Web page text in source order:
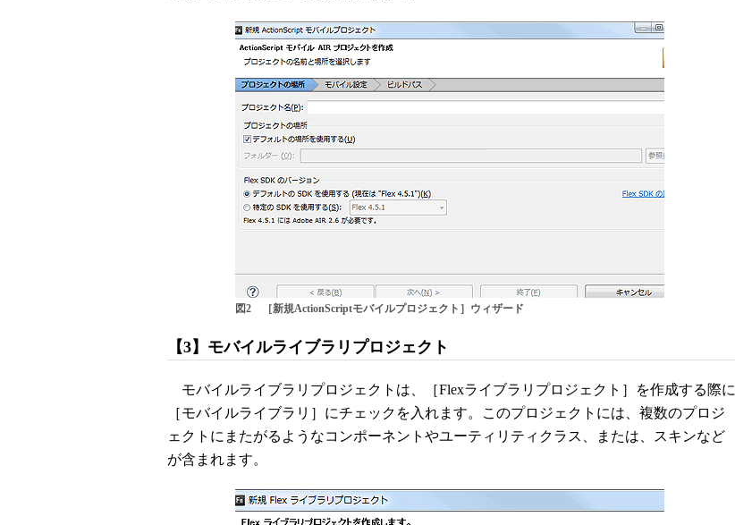
図2 ［新規ActionScriptモバイルプロジェクト］ウィザード
【3】モバイルライブラリプロジェクト
モバイルライブラリプロジェクトは、［Flexライブラリプロジェクト］を作成する際に
［モバイルライブラリ］にチェックを入れます。このプロジェクトには、複数のプロジ
ェクトにまたがるようなコンポーネントやユーティリティクラス、または、スキンなど
が含まれます。